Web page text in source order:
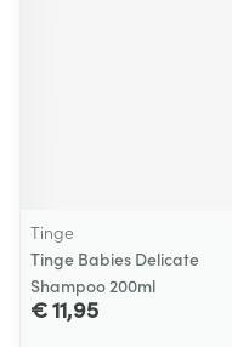
Tinge
Tinge Babies Delicate
Shampoo 200ml
€ 11,95